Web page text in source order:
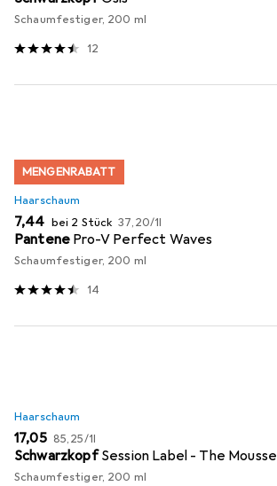
Schaumfestiger, 200 ml
12
MENGENRABATT
Haarschaum
EUR
7,44 bei 2 Stück EUR
37,20/1l
Pantene Pro-V Perfect Waves
Schaumfestiger, 200 ml
14
Haarschaum
EUR
17,05 EUR
85,25/1l
Schwarzkopf Session Label - The Mousse
Schaumfestiger, 200 ml